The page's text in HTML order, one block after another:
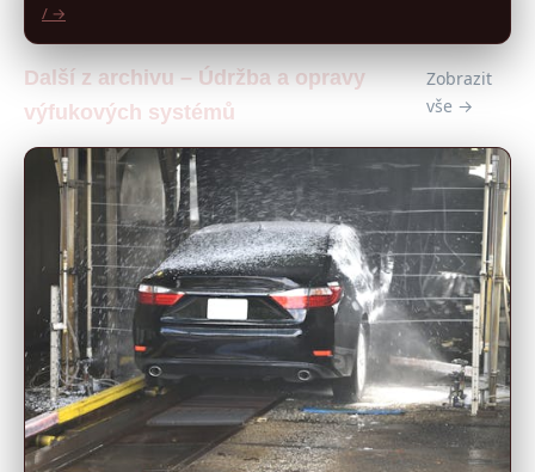
/ →
Další z archivu – Údržba a opravy
výfukových systémů
Zobrazit
vše →